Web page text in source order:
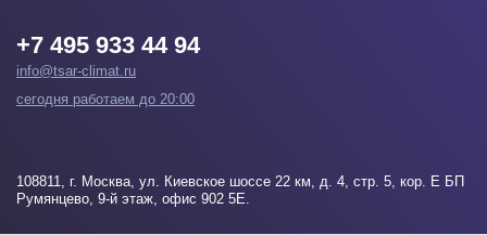
+7 495 933 44 94
info@tsar-climat.ru
сегодня работаем до 20:00
108811, г. Москва, ул. Киевское шоссе 22 км, д. 4, стр. 5, кор. Е БП
Румянцево, 9-й этаж, офис 902 5Е.